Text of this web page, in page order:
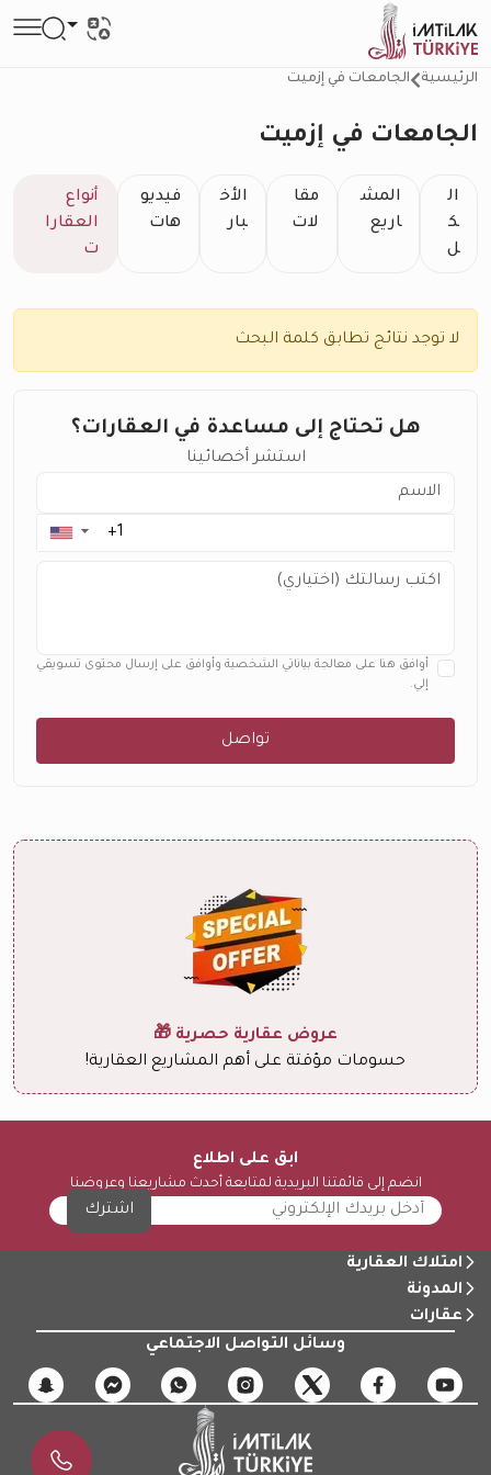
الرئيسية الجامعات في إزميت
الجامعات في إزميت
ال
ك
ل
المش
اريع
مقا
لات
الأخ
بار
فيديو
هات
أنواع
العقارا
ت
لا توجد نتائج تطابق كلمة البحث
هل تحتاج إلى مساعدة في العقارات؟
استشر أخصائينا
▼
أوافق هنا على معالجة بياناتي الشخصية وأوافق على إرسال محتوى تسويقي
إلي.
تواصل
عروض عقارية حصرية 🎁
حسومات مؤقتة على أهم المشاريع العقارية!
ابق على اطلاع
انضم إلى قائمتنا البريدية لمتابعة أحدث مشاريعنا وعروضنا
اشترك
امتلاك العقارية
المدونة
عقارات
وسائل التواصل الاجتماعي